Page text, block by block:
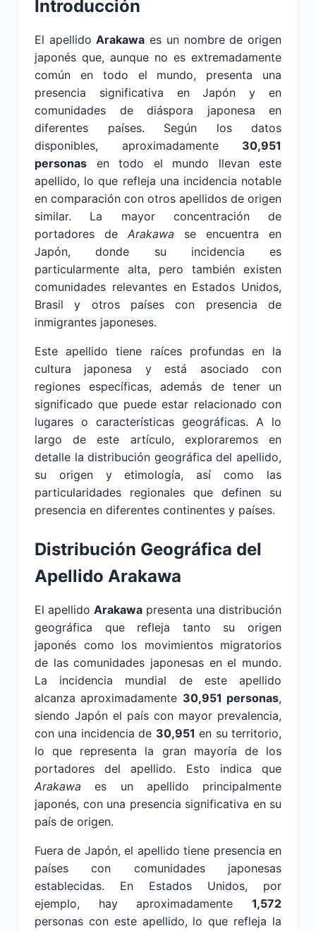
Introducción
El apellidoArakawa es un nombre de origen
japonés que, aunque no es extremadamente
común en todo el mundo, presenta una
presencia significativa en Japón y en
comunidades de diáspora japonesa en
diferentes países. Según los datos
disponibles, aproximadamente 30,951
personas en todo el mundo llevan este
apellido, lo que refleja una incidencia notable
en comparación con otros apellidos de origen
similar. La mayor concentración de
portadores de Arakawa se encuentra en
Japón, donde su incidencia es
particularmente alta, pero también existen
comunidades relevantes en Estados Unidos,
Brasil y otros países con presencia de
inmigrantes japoneses.
Este apellido tiene raíces profundas en la
cultura japonesa y está asociado con
regiones específicas, además de tener un
significado que puede estar relacionado con
lugares o características geográficas. A lo
largo de este artículo, exploraremos en
detalle la distribución geográfica del apellido,
su origen y etimología, así como las
particularidades regionales que definen su
presencia en diferentes continentes y países.
Distribución Geográfica del
Apellido Arakawa
El apellido Arakawa presenta una distribución
geográfica que refleja tanto su origen
japonés como los movimientos migratorios
de las comunidades japonesas en el mundo.
La incidencia mundial de este apellido
alcanza aproximadamente 30,951 personas,
siendo Japón el país con mayor prevalencia,
con una incidencia de 30,951 en su territorio,
lo que representa la gran mayoría de los
portadores del apellido. Esto indica que
Arakawa es un apellido principalmente
japonés, con una presencia significativa en su
país de origen.
Fuera de Japón, el apellido tiene presencia en
países con comunidades japonesas
establecidas. En Estados Unidos, por
ejemplo, hay aproximadamente 1,572
personas con este apellido, lo que refleja la